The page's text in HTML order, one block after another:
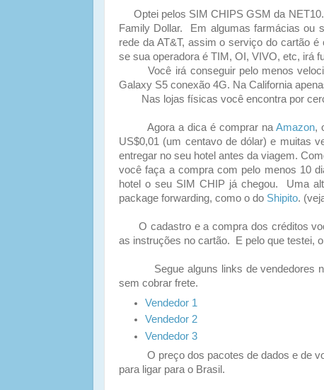
Optei pelos SIM CHIPS GSM da
Family Dollar. Em algumas farmácias ou
rede da AT&T, assim o serviço do cartão
se sua operadora é TIM, OI, VIVO, etc, irá
Você irá conseguir pelo menos
Galaxy S5 conexão 4G. Na California
Nas lojas físicas você encontra por
Agora a dica é comprar naAmazon,
US$0,01 (um centavo de dólar) e muitas
entregar no seu hotel antes da viagem.
você faça a compra com pelo menos 10
hotel o seu SIM CHIP já chegou. Uma
package forwarding, como o do Shipito.
O cadastro e a compra dos créditos
as instruções no cartão. E pelo que testei,
Segue alguns links de vendedores
sem cobrar frete.
Vendedor 1
Vendedor 2
Vendedor 3
O preço dos pacotes de dados e de voz
para ligar para o Brasil.